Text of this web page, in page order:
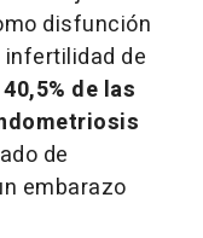
disfunción
de
de las
de
embarazo